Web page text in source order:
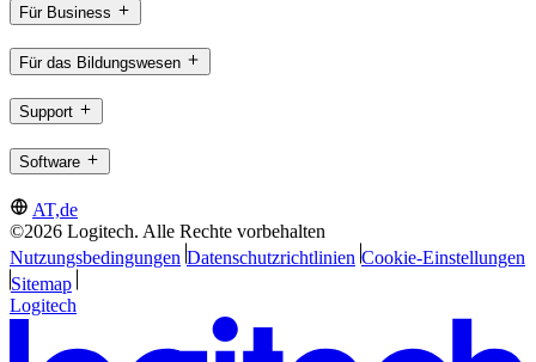
Für Business
Für das Bildungswesen
Support
Software
AT,de
©2026 Logitech. Alle Rechte vorbehalten
Nutzungsbedingungen Datenschutzrichtlinien Cookie-Einstellungen
Sitemap
Logitech